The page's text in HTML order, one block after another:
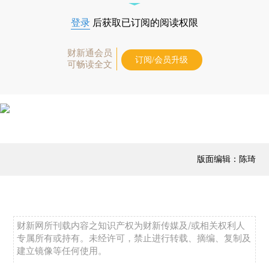
登录 后获取已订阅的阅读权限
财新通会员
可畅读全文
订阅/会员升级
版面编辑：陈琦
财新网所刊载内容之知识产权为财新传媒及/或相关权利人
专属所有或持有。未经许可，禁止进行转载、摘编、复制及
建立镜像等任何使用。